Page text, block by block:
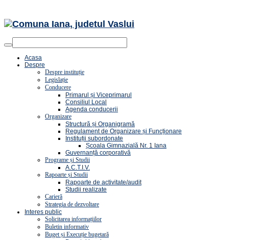
Acasa
Despre
Despre instituție
Legislație
Conducere
Primarul și Viceprimarul
Consiliul Local
Agenda conducerii
Organizare
Structură și Organigramă
Regulament de Organizare și Funcționare
Instituții subordonate
Școala Gimnazială Nr. 1 Iana
Guvernanță corporativă
Programe și Studii
A.C.T.I.V.
Rapoarte și Studii
Rapoarte de activitate/audit
Studii realizate
Carieră
Strategia de dezvoltare
Interes public
Solicitarea informațiilor
Buletin informativ
Buget și Execuție bugetară